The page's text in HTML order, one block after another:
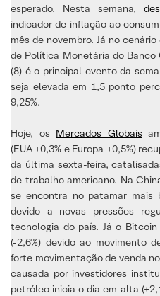
esperado. Nesta semana,
indicador de inflação ao
mês de novembro. Já no
de Política Monetária do Banco
(8) é o principal evento da
seja elevada em 1,5 ponto
9,25%.
Hoje, os Mercados Globais
(EUA +0,3% e Europa +0,5%)
da última sexta-feira,
de trabalho americano. Na
se encontra no patamar mais
devido a novas pressões
tecnologia do país. Já o
(-2,6%) devido ao movimento
forte movimentação de venda
causada por investidores
petróleo inicia o dia em alta